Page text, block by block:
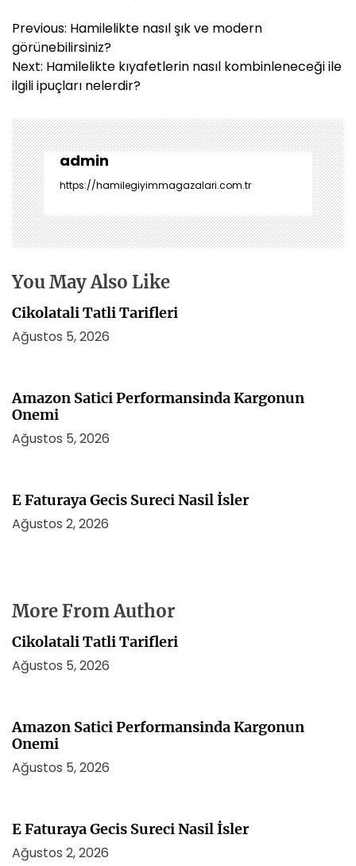
Y
a
z
ı
e
z
i
n
m
e
s
Previous: Hamilelikte nasıl şık ve modern
görünebilirsiniz?
Next: Hamilelikte kıyafetlerin nasıl kombinleneceği ile
ilgili ipuçları nelerdir?
admin
https://hamilegiyimmagazalari.com.tr
You May Also Like
Cikolatali Tatli Tarifleri
Ağustos 5, 2026
Amazon Satici Performansinda Kargonun
Onemi
Ağustos 5, 2026
E Faturaya Gecis Sureci Nasil İsler
Ağustos 2, 2026
More From Author
Cikolatali Tatli Tarifleri
Ağustos 5, 2026
Amazon Satici Performansinda Kargonun
Onemi
Ağustos 5, 2026
E Faturaya Gecis Sureci Nasil İsler
Ağustos 2, 2026